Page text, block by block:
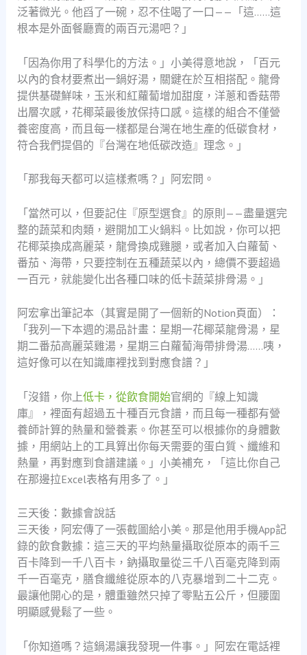
泛著微光。他舀了一碗，忍不住喝了一口——「這……這
根本是外面餐廳賣的兩百元湯吧？」
「因為你用了科學化的方法。」小美得意地說，「百元
以內的食材要煮出一鍋好湯，關鍵在於互相搭配。龍骨
提供基礎鮮味，玉米和紅蘿蔔增加甜度，洋蔥和香菇帶
出層次感，花椰菜最後放保持口感。這樣的組合不僅營
養密度高，而且每一樣都是台灣在地生產的低碳食材，
符合我們提倡的『台灣在地低碳改造』理念。」
「那我每天都可以這樣煮嗎？」阿宏問。
「當然可以，但要記住『原型選食』的原則——盡量選完
整的蔬菜和肉類，避開加工火鍋料。比如說，你可以把
花椰菜換成高麗菜，龍骨換成雞腿，或者加入白蘿蔔、
番茄、海帶，只要控制在五種蔬菜以內，總價不要超過
一百元，就能變化出各種口味的低卡蔬菜排骨湯。」
阿宏拿出筆記本（其實是開了一個新的Notion頁面）：
「我列一下本週的湯品計畫：星期一花椰菜龍骨湯，星
期二番茄高麗菜雞湯，星期三白蘿蔔海帶排骨湯……咦，
這好像可以在知識庫裡找到對應食譜？」
「沒錯，你上低卡，從飲食開始官網的『線上知識
庫』，裡面有超過五十種百元食譜，而且每一種都有營
養師計算的熱量和營養素。你甚至可以根據你的身體數
據，用網站上的工具算出你每天需要的蛋白質、纖維和
熱量，再對應到食譜建議。」小美補充，「這比你自己
在那邊拉Excel表格有用多了。」
三天後：數據會說話
三天後，阿宏傳了一張截圖給小美。那是他用手機App記
錄的飲食數據：這三天的平均熱量攝取從原本的兩千三
百卡降到一千八百卡，鈉攝取量從三千八百毫克降到兩
千一百毫克，膳食纖維從原本的八克暴增到二十二克。
最讓他開心的是，體重雖然只掉了零點五公斤，但腰圍
明顯感覺鬆了一些。
「你知道嗎？這鍋湯讓我發現一件事。」阿宏在電話裡